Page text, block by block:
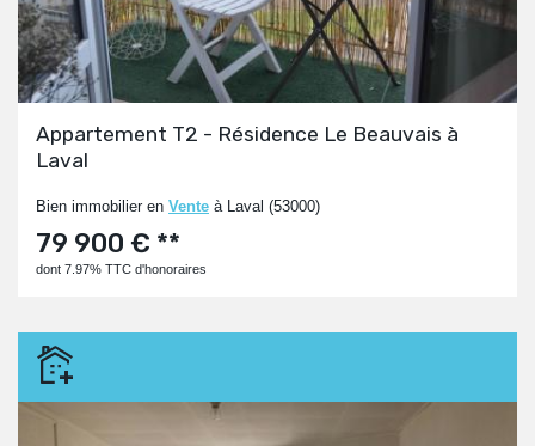
Appartement T2 - Résidence Le Beauvais à
Laval
Bien immobilier en Vente à Laval (53000)
79 900 € **
dont 7.97% TTC d'honoraires